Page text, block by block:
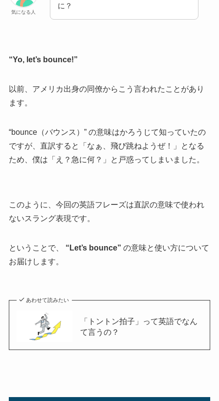
気になる人
に？
“Yo, let’s bounce!”
以前、アメリカ出身の同僚からこう言われたことがあり
ます。
“bounce（バウンス）” の意味はかろうじて知っていたの
ですが、直訳すると「なぁ、飛び跳ねようぜ！」となる
ため、僕は「え？急に何？」と戸惑ってしまいました。
このように、今回の英語フレーズは直訳の意味で使われ
ないスラング表現です。
ということで、 “Let’s bounce” の意味と使い方について
お届けします。
あわせて読みたい
「トントン拍子」って英語でなん
て言うの？